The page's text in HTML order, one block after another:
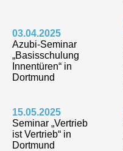
03.04.2025
Azubi-Seminar
„Basisschulung
Innentüren“ in
Dortmund
15.05.2025
Seminar „Vertrieb
ist Vertrieb“ in
Dortmund